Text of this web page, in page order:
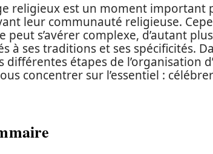
religieux est un moment important
leur communauté religieuse.
peut s’avérer complexe, d’autant
à ses traditions et ses spécificités.
différentes étapes de l’organisation
concentrer sur l’essentiel :